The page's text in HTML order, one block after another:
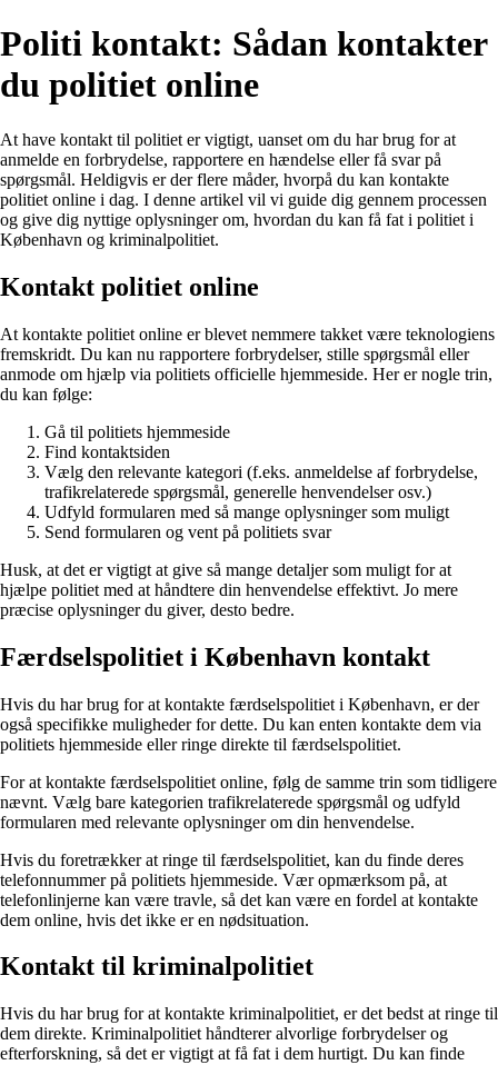
Politi kontakt: Sådan kontakter
du politiet online
At have kontakt til politiet er vigtigt, uanset om du har brug for at
anmelde en forbrydelse, rapportere en hændelse eller få svar på
spørgsmål. Heldigvis er der flere måder, hvorpå du kan kontakte
politiet online i dag. I denne artikel vil vi guide dig gennem processen
og give dig nyttige oplysninger om, hvordan du kan få fat i politiet i
København og kriminalpolitiet.
Kontakt politiet online
At kontakte politiet online er blevet nemmere takket være teknologiens
fremskridt. Du kan nu rapportere forbrydelser, stille spørgsmål eller
anmode om hjælp via politiets officielle hjemmeside. Her er nogle trin,
du kan følge:
Gå til politiets hjemmeside
Find kontaktsiden
Vælg den relevante kategori (f.eks. anmeldelse af forbrydelse,
trafikrelaterede spørgsmål, generelle henvendelser osv.)
Udfyld formularen med så mange oplysninger som muligt
Send formularen og vent på politiets svar
Husk, at det er vigtigt at give så mange detaljer som muligt for at
hjælpe politiet med at håndtere din henvendelse effektivt. Jo mere
præcise oplysninger du giver, desto bedre.
Færdselspolitiet i København kontakt
Hvis du har brug for at kontakte færdselspolitiet i København, er der
også specifikke muligheder for dette. Du kan enten kontakte dem via
politiets hjemmeside eller ringe direkte til færdselspolitiet.
For at kontakte færdselspolitiet online, følg de samme trin som tidligere
nævnt. Vælg bare kategorien trafikrelaterede spørgsmål og udfyld
formularen med relevante oplysninger om din henvendelse.
Hvis du foretrækker at ringe til færdselspolitiet, kan du finde deres
telefonnummer på politiets hjemmeside. Vær opmærksom på, at
telefonlinjerne kan være travle, så det kan være en fordel at kontakte
dem online, hvis det ikke er en nødsituation.
Kontakt til kriminalpolitiet
Hvis du har brug for at kontakte kriminalpolitiet, er det bedst at ringe til
dem direkte. Kriminalpolitiet håndterer alvorlige forbrydelser og
efterforskning, så det er vigtigt at få fat i dem hurtigt. Du kan finde